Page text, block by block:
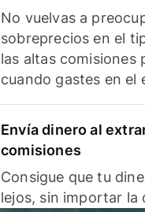
No vuelvas a
sobreprecios en el
las altas comisiones
cuando gastes en el
Envía dinero al
comisiones
Consigue que tu
lejos, sin importar la